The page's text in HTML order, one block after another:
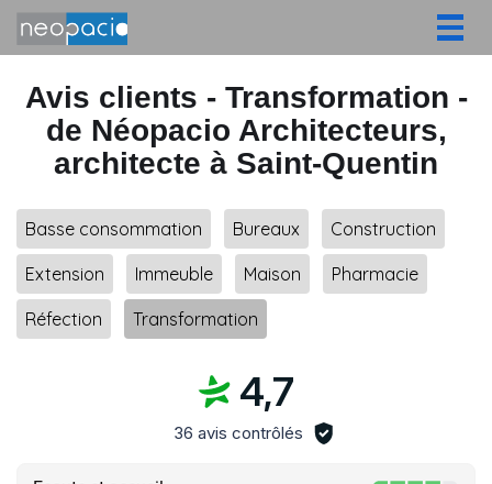
Avis clients - Transformation -
de Néopacio Architecteurs,
architecte à Saint-Quentin
Basse consommation Bureaux Construction
Extension Immeuble Maison Pharmacie
Réfection Transformation
4,7
36 avis contrôlés